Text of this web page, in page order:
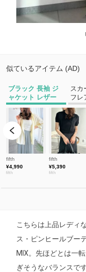
こちらは上品レディ
ス・ピンヒールブー
MIX。先ほどとは一
ぎそうなバランスで